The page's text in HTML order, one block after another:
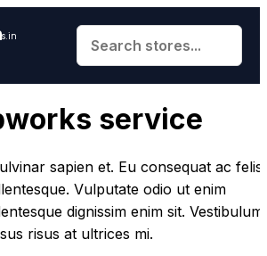
service
sapien et. Eu consequat ac felis
Vulputate odio ut enim
dignissim enim sit. Vestibulum
risus at ultrices mi.